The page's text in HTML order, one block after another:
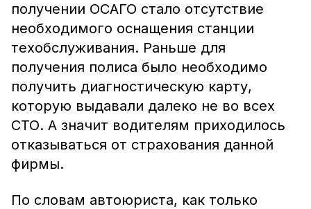
получении ОСАГО стало отсутствие
необходимого оснащения станции
техобслуживания. Раньше для
получения полиса было необходимо
получить диагностическую карту,
которую выдавали далеко не во всех
СТО. А значит водителям приходилось
отказываться от страхования данной
фирмы.
По словам автоюриста, как только